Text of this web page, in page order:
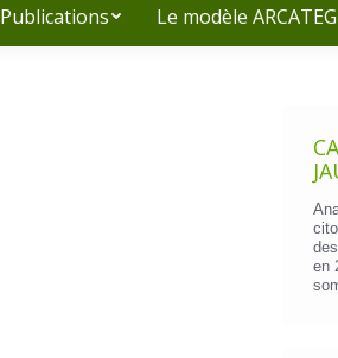
Publications Le modèle ARCATEG
en